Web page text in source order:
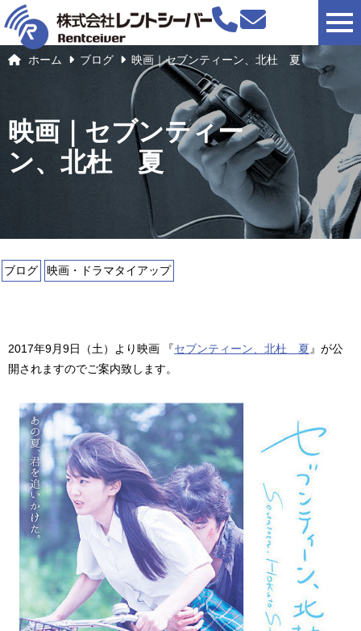
ホーム ブログ 映画｜セブンティーン、北杜 夏
映画｜セブンティー
ン、北杜 夏
ブログ 映画・ドラマタイアップ
2017年9月9日（土）より映画 『セブンティーン、北杜 夏』が公
開されますのでご案内致します。